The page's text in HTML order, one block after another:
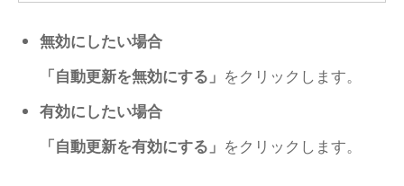
無効にしたい場合
「自動更新を無効にする」 をクリックします。
有効にしたい場合
「自動更新を有効にする」 をクリックします。